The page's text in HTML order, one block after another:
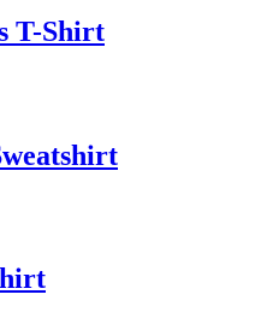
T-Shirt